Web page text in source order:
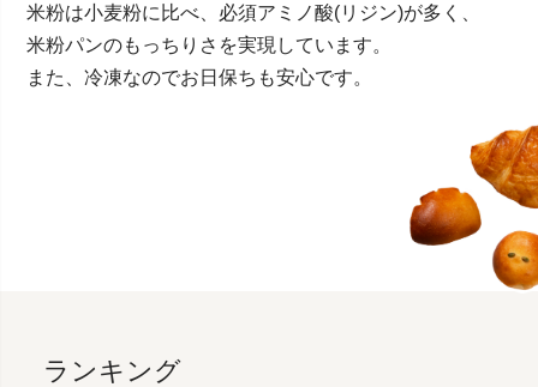
米粉は小麦粉に比べ、必須アミノ酸(リジン)が多く、
米粉パンのもっちりさを実現しています。
また、冷凍なのでお日保ちも安心です。
ランキング